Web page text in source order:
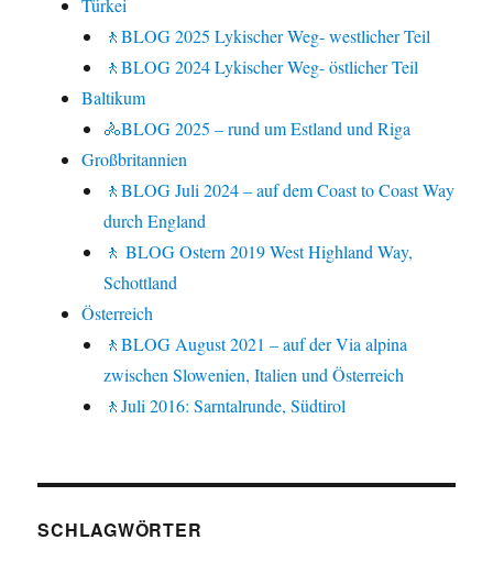
🚶BLOG 2025 Lykischer Weg- westlicher Teil
🚶BLOG 2024 Lykischer Weg- östlicher Teil
Baltikum
🚴BLOG 2025 – rund um Estland und Riga
Großbritannien
🚶BLOG Juli 2024 – auf dem Coast to Coast Way
durch England
🚶 BLOG Ostern 2019 West Highland Way,
Schottland
Österreich
🚶BLOG August 2021 – auf der Via alpina
zwischen Slowenien, Italien und Österreich
🚶Juli 2016: Sarntalrunde, Südtirol
SCHLAGWÖRTER